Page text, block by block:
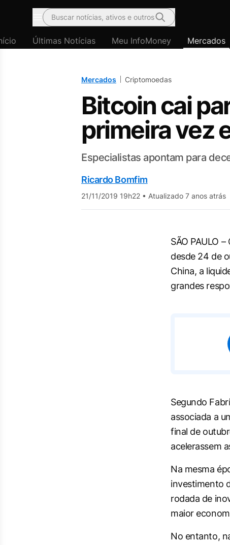
Menu
Buscar notícias, ativos e outros
Últimas Notícias Meu InfoMoney Mercados
Mercados Criptomoedas
Bitcoin cai
primeira vez
Especialistas apontam para
Ricardo Bomfim
21/11/2019 19h22 • Atualizado 7 anos atrás
SÃO PAULO
desde 24 de
China, a
grandes
Segundo
associada a
final de
acelerassem
Na mesma
investimento
rodada de
maior
No entanto,